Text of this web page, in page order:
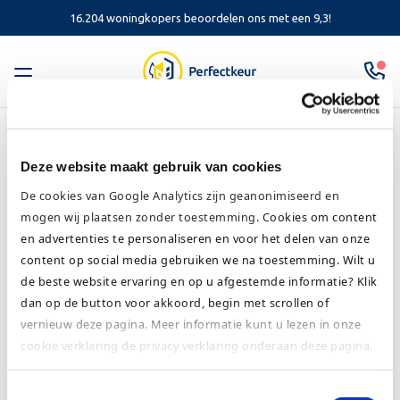
Deze website maakt gebruik van cookies
De cookies van Google Analytics zijn geanonimiseerd en
mogen wij plaatsen zonder toestemming. Cookies om content
en advertenties te personaliseren en voor het delen van onze
content op social media gebruiken we na toestemming. Wilt u
de beste website ervaring en op u afgestemde informatie? Klik
dan op de button voor akkoord, begin met scrollen of
vernieuw deze pagina. Meer informatie kunt u lezen in onze
cookie verklaring de privacy verklaring onderaan deze pagina.
16.204 woningkopers beoordelen ons met een 9,3!
Home Perfectkeur actueel
Bouwjournaal
Bouwjournaal 14 augustus 2019
In het nieuwste bouwjournaalnemen we jou mee in de
ontwikkelingen van de bouw. Het kantoor begint
inmiddels vorm te krijgen. Het lange wachten is over en
hopelijk zijn de bouwperikelen verleden tijd.